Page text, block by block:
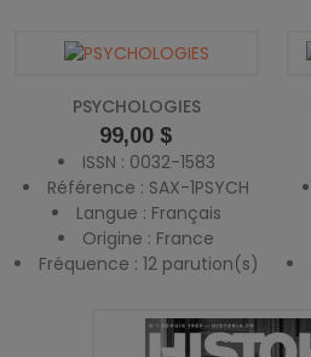
PSYCHOLOGIES
Prix
99,00 $
ISSN : 0032-1583
Référence : SAX-1PSYCH
Langue : Français
Origine : France
Fréquence : 12 parution(s)